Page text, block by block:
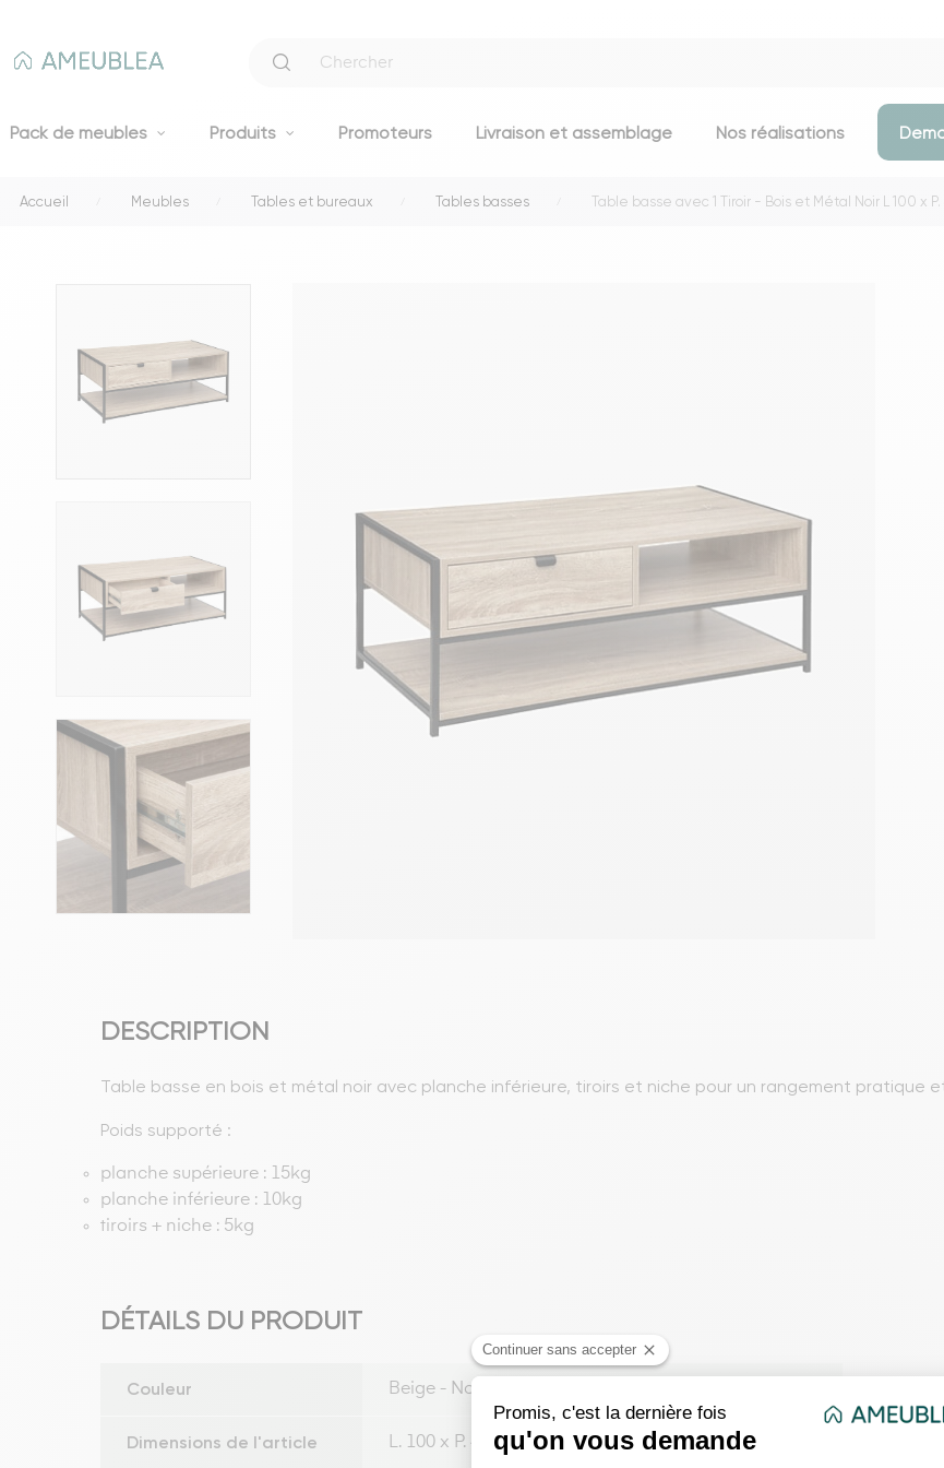
Pack de meubles Produits
Têtes de lits
Voir toute la literie
Voir
Promoteurs Livraison et assemblage Nos réalisations
Accueil Meubles Tables et bureaux Tables basses Table basse avec 1 Tiroir - Bois et Métal Noir L 100 x
DESCRIPTION
Table basse en bois et métal noir avec planche inférieure, tiroirs et niche pour un rangement pratique
Poids supporté :
planche supérieure : 15kg
planche inférieure : 10kg
tiroirs + niche : 5kg
DÉTAILS DU PRODUIT
Couleur Beige - Noir
Dimensions de l'article L. 100 x P. 40 x H. 50 cm